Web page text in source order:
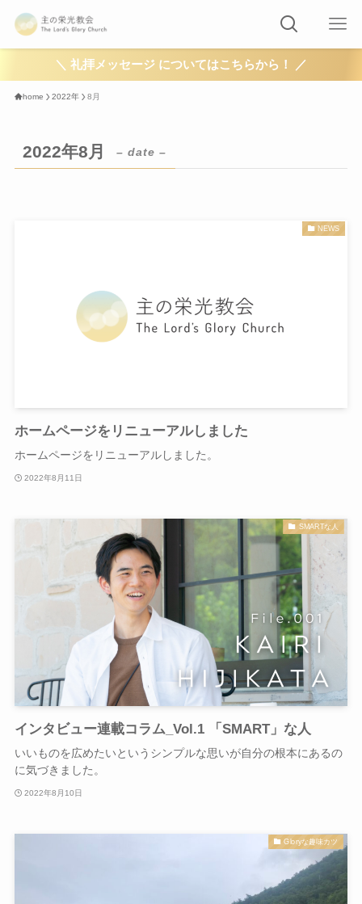
＼ 礼拝メッセージ についてはこちらから！ ／
home 2022年 8月
2022年8月 – date –
NEWS
ホームページをリニューアルしました
ホームページをリニューアルしました。
2022年8月11日
SMARTな人
インタビュー連載コラム_Vol.1 「SMART」な人
いいものを広めたいというシンプルな思いが自分の根本にあるの
に気づきました。
2022年8月10日
Gloryな趣味カツ